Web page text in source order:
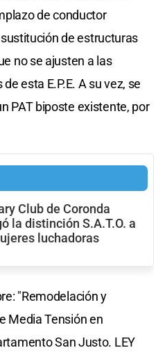
de conductor
de estructuras
no se ajusten a las
esta E.P.E. A su vez, se
PAT biposte existente, por
Club de Coronda
la distinción S.A.T.O. a
luchadoras
"Remodelación y
Media Tensión en
San Justo. LEY